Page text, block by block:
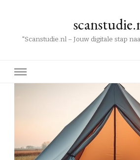
"Scanstudie.nl – Jouw digitale stap